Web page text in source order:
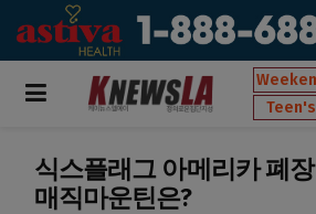
Teen's
식스플래그 아메리카 폐장
매직마운틴은?